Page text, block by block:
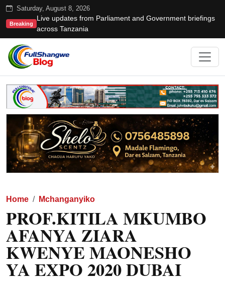
Saturday, August 8, 2026
Breaking
Live updates from Parliament and Government briefings
across Tanzania
Home Mchanganyiko
PROF.KITILA MKUMBO
AFANYA ZIARA
KWENYE MAONESHO
YA EXPO 2020 DUBAI